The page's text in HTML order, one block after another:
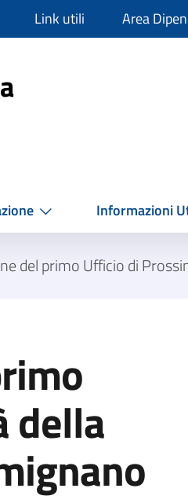
Link utili Area
Informazioni
del primo Ufficio di
della